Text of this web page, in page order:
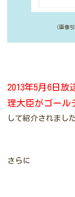
（画像
2013年5月6日
理大臣がゴール
して紹介されまし
さらに